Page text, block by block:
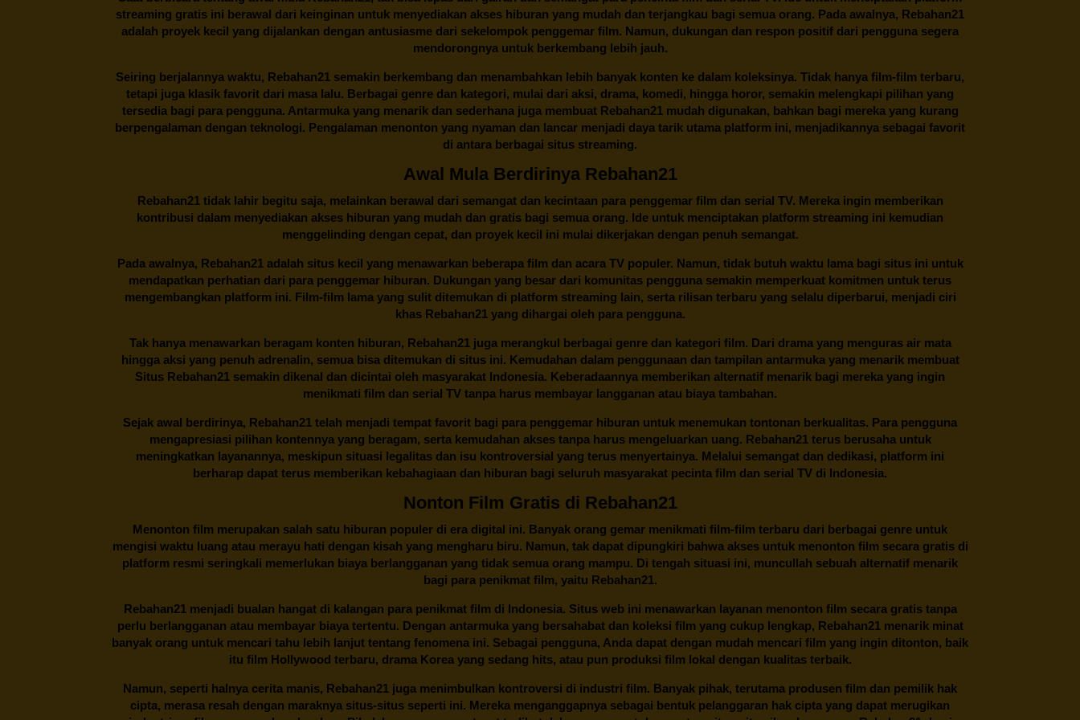
streaming gratis ini berawal dari keinginan untuk menyediakan akses hiburan yang mudah dan terjangkau bagi semua orang. Pada awalnya, Rebahan21
adalah proyek kecil yang dijalankan dengan antusiasme dari sekelompok penggemar film. Namun, dukungan dan respon positif dari pengguna segera
mendorongnya untuk berkembang lebih jauh.
Seiring berjalannya waktu, Rebahan21 semakin berkembang dan menambahkan lebih banyak konten ke dalam koleksinya. Tidak hanya film-film terbaru,
tetapi juga klasik favorit dari masa lalu. Berbagai genre dan kategori, mulai dari aksi, drama, komedi, hingga horor, semakin melengkapi pilihan yang
tersedia bagi para pengguna. Antarmuka yang menarik dan sederhana juga membuatRebahan21mudah digunakan, bahkan bagi mereka yang kurang
berpengalaman dengan teknologi. Pengalaman menonton yang nyaman dan lancar menjadi daya tarik utama platform ini, menjadikannya sebagai favorit
di antara berbagai situs streaming.
Awal Mula Berdirinya Rebahan21
Rebahan21tidak lahir begitu saja, melainkan berawal dari semangat dan kecintaan para penggemar film dan serial TV. Mereka ingin memberikan
kontribusi dalam menyediakan akses hiburan yang mudah dan gratis bagi semua orang. Ide untuk menciptakan platform streaming ini kemudian
menggelinding dengan cepat, dan proyek kecil ini mulai dikerjakan dengan penuh semangat.
Pada awalnya, Rebahan21adalah situs kecil yang menawarkan beberapa film dan acara TV populer. Namun, tidak butuh waktu lama bagi situs ini untuk
mendapatkan perhatian dari para penggemar hiburan. Dukungan yang besar dari komunitas pengguna semakin memperkuat komitmen untuk terus
mengembangkan platform ini. Film-film lama yang sulit ditemukan di platform streaming lain, serta rilisan terbaru yang selalu diperbarui, menjadi ciri
khas Rebahan21yang dihargai oleh para pengguna.
Tak hanya menawarkan beragam konten hiburan, Rebahan21 juga merangkul berbagai genre dan kategori film. Dari drama yang menguras air mata
hingga aksi yang penuh adrenalin, semua bisa ditemukan di situs ini. Kemudahan dalam penggunaan dan tampilan antarmuka yang menarik membuat
Situs Rebahan21 semakin dikenal dan dicintai oleh masyarakat Indonesia. Keberadaannya memberikan alternatif menarik bagi mereka yang ingin
menikmati film dan serial TV tanpa harus membayar langganan atau biaya tambahan.
Sejak awal berdirinya, Rebahan21 telah menjadi tempat favorit bagi para penggemar hiburan untuk menemukan tontonan berkualitas. Para pengguna
mengapresiasi pilihan kontennya yang beragam, serta kemudahan akses tanpa harus mengeluarkan uang. Rebahan21terus berusaha untuk
meningkatkan layanannya, meskipun situasi legalitas dan isu kontroversial yang terus menyertainya. Melalui semangat dan dedikasi, platform ini
berharap dapat terus memberikan kebahagiaan dan hiburan bagi seluruh masyarakat pecinta film dan serial TV di Indonesia.
Nonton Film Gratis di Rebahan21
Menonton film merupakan salah satu hiburan populer di era digital ini. Banyak orang gemar menikmati film-film terbaru dari berbagai genre untuk
mengisi waktu luang atau merayu hati dengan kisah yang mengharu biru. Namun, tak dapat dipungkiri bahwa akses untuk menonton film secara gratis di
platform resmi seringkali memerlukan biaya berlangganan yang tidak semua orang mampu. Di tengah situasi ini, muncullah sebuah alternatif menarik
bagi para penikmat film, yaitu Rebahan21.
Rebahan21menjadi bualan hangat di kalangan para penikmat film di Indonesia. Situs web ini menawarkan layanan menonton film secara gratis tanpa
perlu berlangganan atau membayar biaya tertentu. Dengan antarmuka yang bersahabat dan koleksi film yang cukup lengkap, Rebahan21menarik minat
banyak orang untuk mencari tahu lebih lanjut tentang fenomena ini. Sebagai pengguna, Anda dapat dengan mudah mencari film yang ingin ditonton, baik
itu film Hollywood terbaru, drama Korea yang sedang hits, atau pun produksi film lokal dengan kualitas terbaik.
Namun, seperti halnya cerita manis, Rebahan21 juga menimbulkan kontroversi di industri film. Banyak pihak, terutama produsen film dan pemilik hak
cipta, merasa resah dengan maraknya situs-situs seperti ini. Mereka menganggapnya sebagai bentuk pelanggaran hak cipta yang dapat merugikan